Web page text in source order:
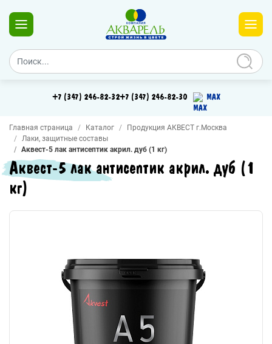
+7 (347) 246-82-32+7 (347) 246-82-30 MAX
Главная страница Каталог
Продукция АКВЕСТ г.Москва
Лаки, защитные составы
Аквест-5 лак антисептик акрил. дуб (1 кг)
Аквест-5 лак антисептик акрил. дуб (1
кг)